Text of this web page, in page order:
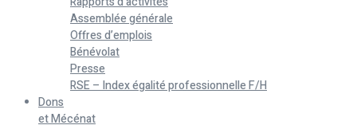
Assemblée générale
Offres d’emplois
Bénévolat
Presse
RSE – Index égalité professionnelle F/H
Dons
et Mécénat